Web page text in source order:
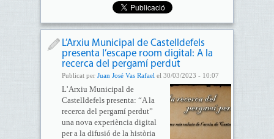
L’Arxiu Municipal de Castelldefels
presenta l’escape room digital: A la
recerca del pergamí perdut
Publicat per Juan José Vas Rafael el 30/03/2023 - 10:07
L’Arxiu Municipal de
Castelldefels presenta: “A la
recerca del pergamí perdut”
una nova experiència digital
per a la difusió de la història